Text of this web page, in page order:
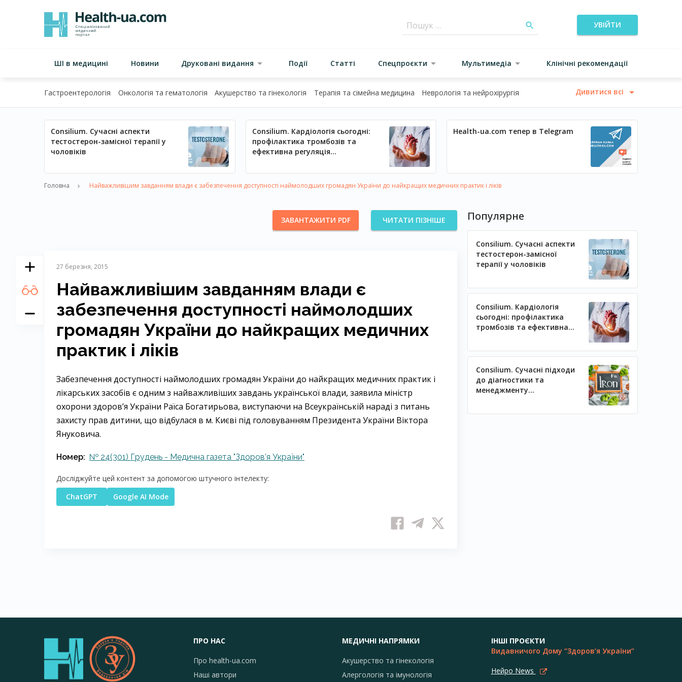
УВІЙТИ
ШІ в медицині Новини Друковані видання Події Статті Спецпроєкти Мультимедіа Клінічні рекомендації
Гастроентерологія Онкологія та гематологія Акушерство та гінекологія Терапія та сімейна медицина Неврологія та нейрохірургія Дивитися всі
Consilium. Сучасні аспекти
тестостерон-замісної терапії у
чоловіків
Consilium. Кардіологія сьогодні:
профілактика тромбозів та
ефективна регуляція
Health-ua.com тепер в Telegram
Головна Найважливішим завданням влади є забезпечення доступності наймолодших громадян України до найкращих медичних практик і ліків
ЗАВАНТАЖИТИ PDF ЧИТАТИ ПІЗНІШЕ
27 березня, 2015
Найважливішим завданням влади є
забезпечення доступності наймолодших
громадян України до найкращих медичних
практик і ліків
Забезпечення доступності наймолодших громадян України до найкращих медичних практик і
лікарських засобів є одним з найважливіших завдань української влади, заявила міністр
охорони здоров’я України Раїса Богатирьова, виступаючи на Всеукраїнській нараді з питань
захисту прав дитини, що відбулася в м. Києві під головуванням Президента України Віктора
Януковича.
Номер: № 24(301) Грудень - Медична газета "Здоров’я України"
Досліджуйте цей контент за допомогою штучного інтелекту:
ChatGPT
Google AI Mode
Популярне
Consilium. Сучасні аспекти
тестостерон-замісної
терапії у чоловіків
Consilium. Кардіологія
сьогодні: профілактика
тромбозів та ефективна
Consilium. Сучасні підходи
до діагностики та
менеджменту
ПРО НАС
Про health-ua.com
Наші автори
МЕДИЧНІ НАПРЯМКИ
Акушерство та гінекологія
Алергологія та імунологія
ІНШІ ПРОЄКТИ
Видавничого Дому “Здоров’я України”
Нейро News